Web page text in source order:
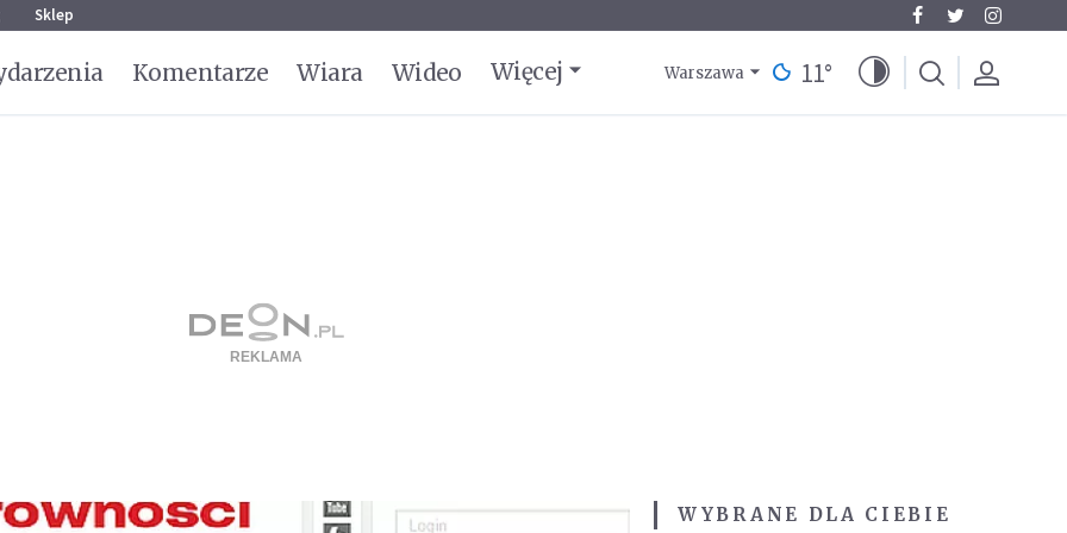
Sklep
Komentarze Wiara Wideo Więcej Warszawa 11°
WYBRANE DLA CIEBIE